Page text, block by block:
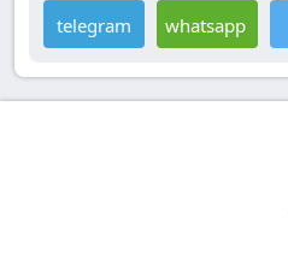
whatsapp
telegram